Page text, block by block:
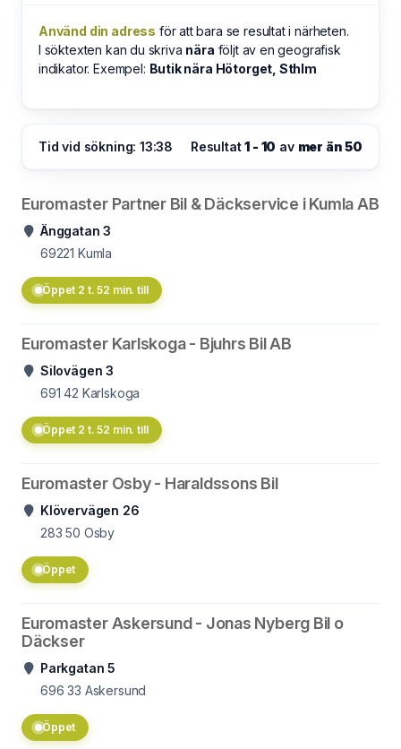
Använd din adress för att bara se resultat i närheten.
I söktexten kan du skriva nära följt av en geografisk
indikator. Exempel: Butik nära Hötorget, Sthlm
Tid vid sökning: 13:38 Resultat1 - 10 av mer än 50
Euromaster Partner Bil & Däckservice i Kumla AB
Änggatan 3
69221 Kumla
Öppet 2 t. 52 min. till
Euromaster Karlskoga - Bjuhrs Bil AB
Silovägen 3
691 42 Karlskoga
Öppet 2 t. 52 min. till
Euromaster Osby - Haraldssons Bil
Klövervägen 26
283 50 Osby
Öppet
Euromaster Askersund - Jonas Nyberg Bil o
Däckser
Parkgatan 5
696 33 Askersund
Öppet